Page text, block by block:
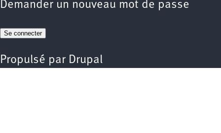
Demander un nouveau mot de passe
Propulsé par Drupal